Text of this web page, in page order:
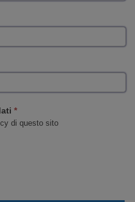
*
di questo sito